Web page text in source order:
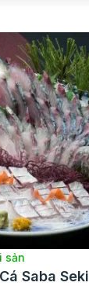
sản
Saba Seki